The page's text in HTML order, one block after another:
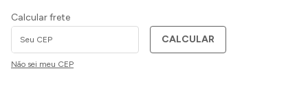
Calcular frete
CALCULAR
Não sei meu CEP